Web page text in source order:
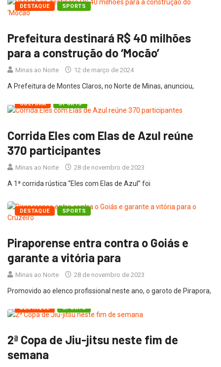
DESTAQUE SPORTS
Prefeitura destinará R$ 40 milhões
para a construção do ‘Mocão’
Minas ao Norte 12 de março de 2024
A Prefeitura de Montes Claros, no Norte de Minas, anunciou,
CULTURA SPORTS
Corrida Eles com Elas de Azul reúne
370 participantes
Minas ao Norte 28 de novembro de 2023
A 1ª corrida rústica “Eles com Elas de Azul” foi
DESTAQUE SPORTS
Piraporense entra contra o Goiás e
garante a vitória para
Minas ao Norte 28 de novembro de 2023
Promovido ao elenco profissional neste ano, o garoto de Pirapora,
DESTAQUE SPORTS
2ª Copa de Jiu-jitsu neste fim de
semana